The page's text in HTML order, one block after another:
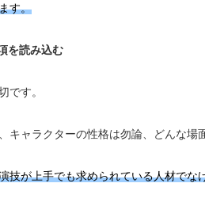
す。
を読み込む
です。
キャラクターの性格は勿論、どんな場
技が上手でも求められている人材で